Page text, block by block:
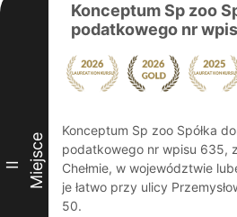
II Miejsce
Konceptum Sp zoo
podatkowego nr
Konceptum Sp zoo Spółka
podatkowego nr wpisu 635,
Chełmie, w województwie
je łatwo przy ulicy
50.